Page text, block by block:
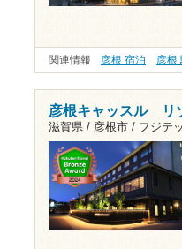
関連情報 彦根 宿泊 彦根
彦根キャッスル リ
滋賀県 / 彦根市 / フジテ